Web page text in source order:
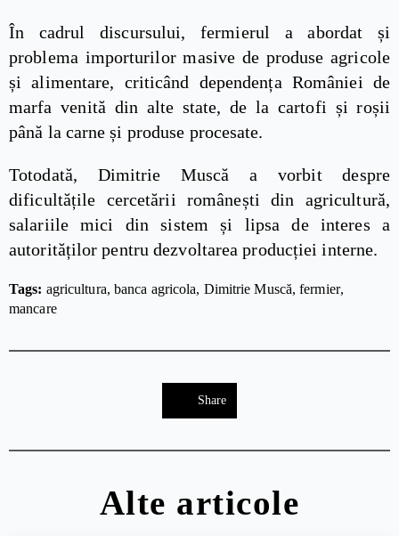
În cadrul discursului, fermierul a abordat și
problema importurilor masive de produse agricole
și alimentare, criticând dependența României de
marfa venită din alte state, de la cartofi și roșii
până la carne și produse procesate.
Totodată, Dimitrie Muscă a vorbit despre
dificultățile cercetării românești din agricultură,
salariile mici din sistem și lipsa de interes a
autorităților pentru dezvoltarea producției interne.
Tags: agricultura banca agricola Dimitrie Muscă fermier
mancare
Share
Alte articole